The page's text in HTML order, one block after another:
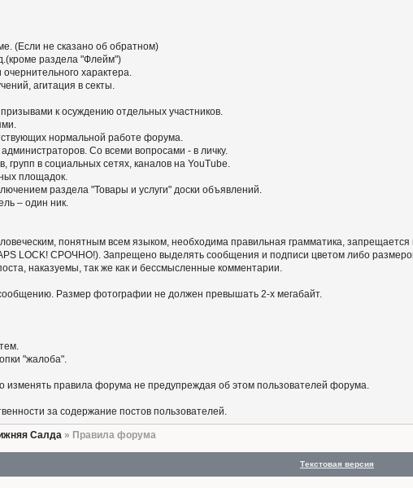
(Если не сказано об обратном)
раздела "Флейм")
характера.
агитация в секты.
к осуждению отдельных участников.
нормальной работе форума.
Со всеми вопросами - в личку.
групп в социальных сетях, каналов на YouTube.
площадок.
раздела "Товары и услуги" доски объявлений.
– один ник.
понятным всем языком, необходима правильная грамматика, запрещается
LOCK! СРОЧНО!). Запрещено выделять сообщения и подписи цветом либо
наказуемы, так же как и бессмысленные комментарии.
Размер фотографии не должен превышать 2-х мегабайт.
"жалоба".
изменять правила форума не предупреждая об этом пользователей форума.
за содержание постов пользователей.
Салда » Правила форума
Текстовая версия